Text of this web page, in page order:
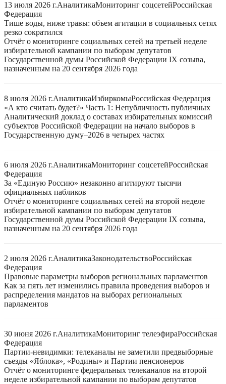
13 июля 2026 г.АналитикаМониторинг соцсетейРоссийская
Федерация
Тише воды, ниже травы: объем агитации в социальных сетях
резко сократился
Отчёт о мониторинге социальных сетей на третьей неделе
избирательной кампании по выборам депутатов
Государственной думы Российской Федерации IX созыва,
назначенным на 20 сентября 2026 года
8 июля 2026 г.АналитикаИзбиркомыРоссийская Федерация
«А кто считать будет?» Часть 1: Непубличность публичных
Аналитический доклад о составах избирательных комиссий
субъектов Российской Федерации на начало выборов в
Государственную думу–2026 в четырех частях
6 июля 2026 г.АналитикаМониторинг соцсетейРоссийская
Федерация
За «Единую Россию» незаконно агитируют тысячи
официальных пабликов
Отчёт о мониторинге социальных сетей на второй неделе
избирательной кампании по выборам депутатов
Государственной думы Российской Федерации IX созыва,
назначенным на 20 сентября 2026 года
2 июля 2026 г.АналитикаЗаконодательствоРоссийская
Федерация
Правовые параметры выборов региональных парламентов
Как за пять лет изменились правила проведения выборов и
распределения мандатов на выборах региональных
парламентов
30 июня 2026 г.АналитикаМониторинг телеэфираРоссийская
Федерация
Партии-невидимки: телеканалы не заметили предвыборные
съезды «Яблока», «Родины» и Партии пенсионеров
Отчёт о мониторинге федеральных телеканалов на второй
неделе избирательной кампании по выборам депутатов